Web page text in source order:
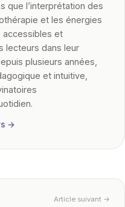
que l’interprétation des
et les énergies
accessibles et
lecteurs dans leur
plusieurs années,
et intuitive,
→
Article suivant →